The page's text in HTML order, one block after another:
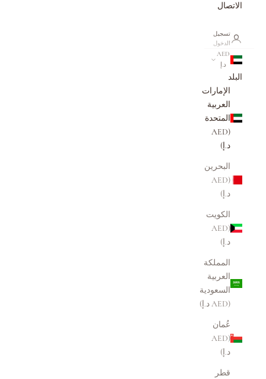
الاتصال
تسجيل
الدخول
AED
د.إ
البلد
الإمارات
العربية
المتحدة
(AED
د.إ)
البحرين
(AED
د.إ)
الكويت
(AED
د.إ)
المملكة
العربية
السعودية
(AED د.إ)
عُمان
(AED
د.إ)
قطر